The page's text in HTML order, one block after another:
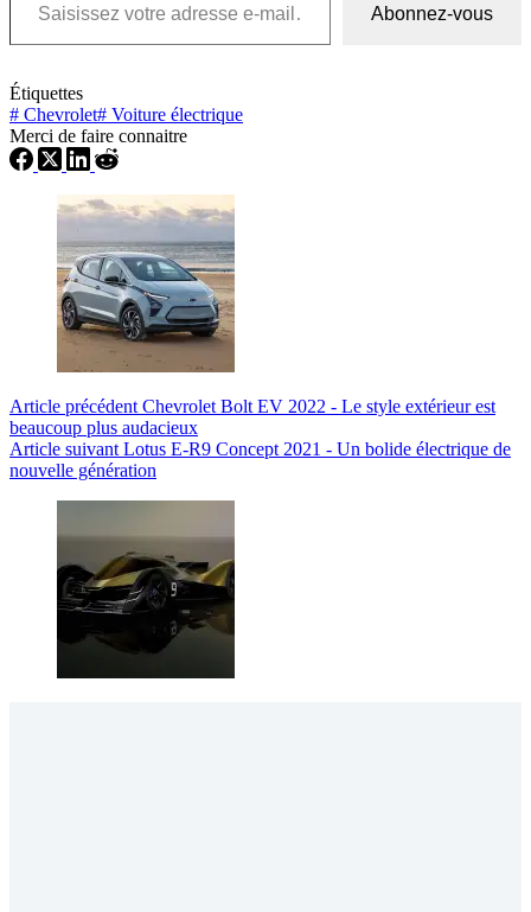
Abonnez-vous
Étiquettes
# Chevrolet# Voiture électrique
Merci de faire connaitre
Article précédent Chevrolet Bolt EV 2022 - Le style extérieur est
beaucoup plus audacieux
Article suivant Lotus E-R9 Concept 2021 - Un bolide électrique de
nouvelle génération